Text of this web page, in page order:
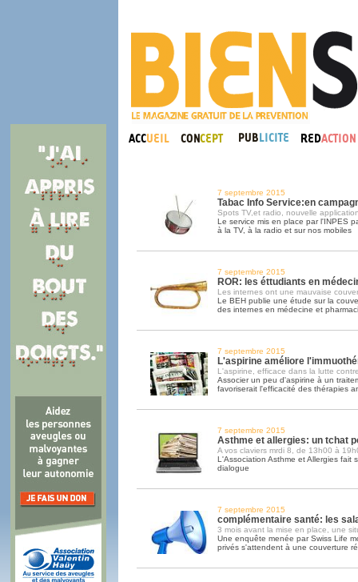
7 septembre 2015
Tabac Info Service:en
Spots TV,et radio, nouvelle
Le service mis en place par l'INPES
à la TV, à la radio et sur nos mobiles
7 septembre 2015
ROR: les éttudiants en
Les internes ont une mauvaise
Le BEH publie une étude sur la
des internes en médecine et
7 septembre 2015
L'aspirine améliore
L'aspirine, efficace dans la lutte
Associer un peu d'aspirine à un
favoriserait l'efficacité des thérapies
7 septembre 2015
Asthme et allergies: un tchat
A vos claviers mrdi 8, de 13h00 à
L'Association Asthme et Allergies fait
dialogue
7 septembre 2015
complémentaire santé: les
3 mois avant la mise en place, une
Une enquête menée par Swiss Life
privés s'attendent à une couverture